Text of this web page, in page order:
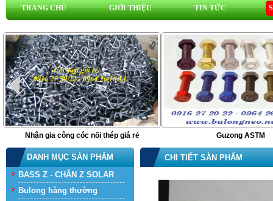
TRANG CHỦ GIỚI THIỆU TIN TỨC
Nhận gia công cóc nối thép giá rẻ Guzong ASTM
DANH MỤC SẢN PHẨM
BASS Z - CHÂN Z SOLAR
Bulong hàng thường
CHI TIẾT SÀN PHẨM